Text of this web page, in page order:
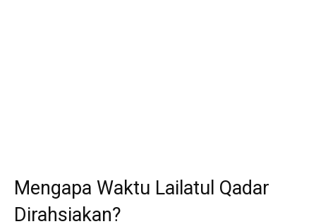
Mengapa Waktu Lailatul Qadar
Dirahsiakan?